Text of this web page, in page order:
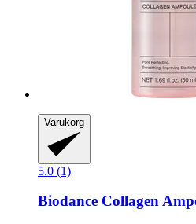
Varukorg
5.0 (1)
Biodance Collagen